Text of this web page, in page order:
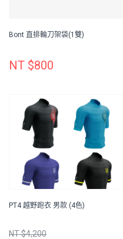
Bont 直排輪刀架袋(1雙)
NT $800
PT4 越野跑衣 男款 (4色)
NT $4,200